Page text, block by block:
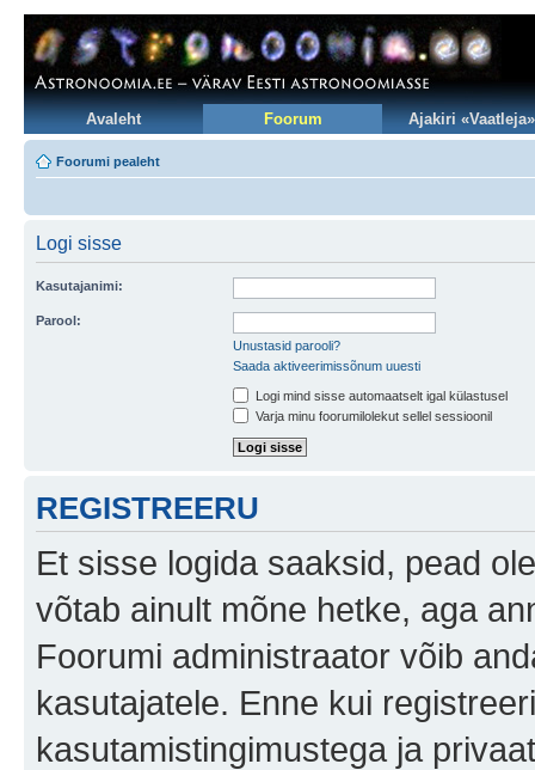
Avaleht Foorum Ajakiri «Vaatleja»
Foorumi pealeht
Logi sisse
Kasutajanimi:
Parool:
Unustasid parooli?
Saada aktiveerimissõnum uuesti
Logi mind sisse automaatselt igal külastusel
Varja minu foorumilolekut sellel sessioonil
REGISTREERU
Et sisse logida saaksid, pead
võtab ainult mõne hetke, aga
Foorumi administraator võib
kasutajatele. Enne kui
kasutamistingimustega ja